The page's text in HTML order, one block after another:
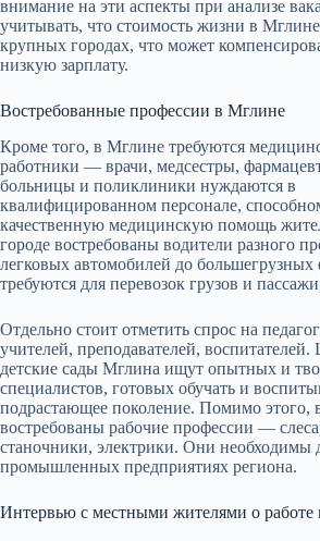
внимание на эти аспекты при анализе
учитывать, что стоимость жизни в
крупных городах, что может
низкую зарплату.
Востребованные профессии в Мглине
Кроме того, в Мглине требуются
работники — врачи, медсестры,
больницы и поликлиники нуждаются в
квалифицированном персонале,
качественную медицинскую помощь
городе востребованы водители разного
легковых автомобилей до
требуются для перевозок грузов и
Отдельно стоит отметить спрос на
учителей, преподавателей,
детские сады Мглина ищут опытных и
специалистов, готовых обучать и
подрастающее поколение. Помимо этого,
востребованы рабочие профессии —
станочники, электрики. Они необходимы
промышленных предприятиях региона.
Интервью с местными жителями о работе